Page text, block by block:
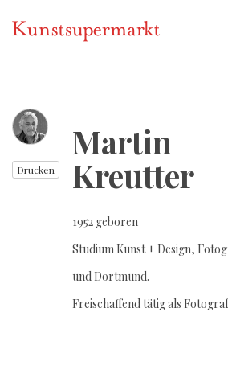
Drucken
Martin
Kreutter
1952 geboren
Studium Kunst + Design,
und Dortmund.
Freischaffend tätig als Fotograf